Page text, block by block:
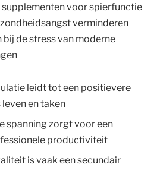
supplementen voor spierfunctie
verminderen
bij de stress van moderne
leidt tot een positievere
en taken
spanning zorgt voor een
productiviteit
is vaak een secundair